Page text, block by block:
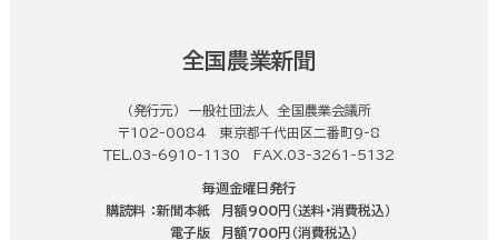
全国農業新聞
（発行元） 一般社団法人 全国農業会議所
〒102-0084 東京都千代田区二番町9-8
ＴＥＬ.03-6910-1130 FAX.03-3261-5132
毎週金曜日発行
購読料 ：新聞本紙
電子版
月額900円（送料・消費税込）
月額700円（消費税込）